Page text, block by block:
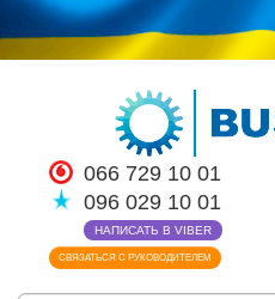
066 729 10 01
096 029 10 01
НАПИСАТЬ В VIBER
СВЯЗАТЬСЯ С РУКОВОДИТЕЛЕМ